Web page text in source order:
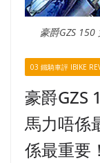
豪爵GZS
03 鐵騎車評 IBIKE
豪爵GZS
馬力唔係
係最重要！